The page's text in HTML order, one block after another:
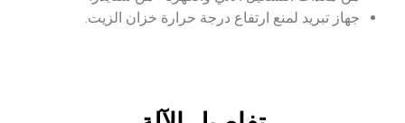
جهاز تبريد لمنع ارتفاع درجة حرارة خزان الزيت.